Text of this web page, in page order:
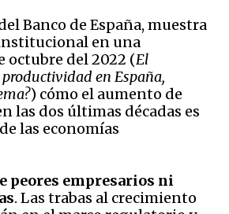
Banco de España, muestra
en una
octubre del 2022 (El
en España,
) cómo el aumento de
las dos últimas décadas es
las economías
peores empresarios ni
. Las trabas al crecimiento